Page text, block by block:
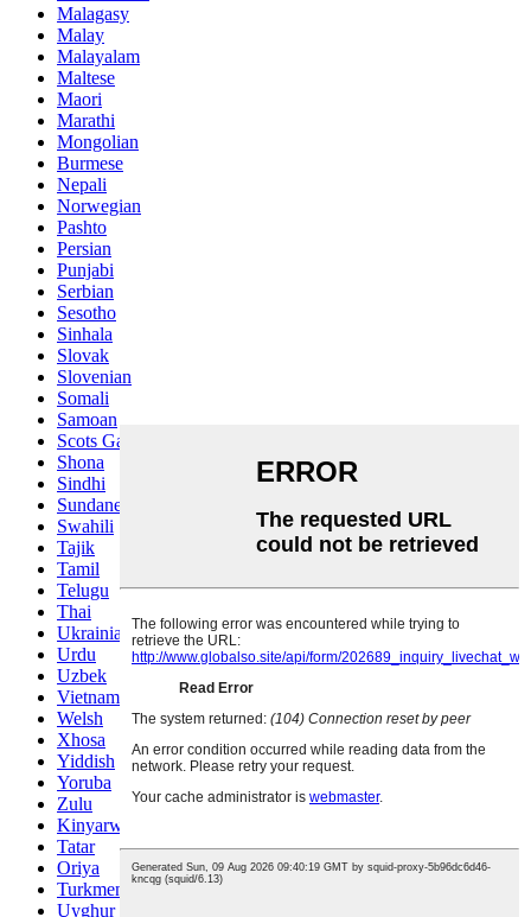
Malagasy
Malay
Malayalam
Maltese
Maori
Marathi
Mongolian
Burmese
Nepali
Norwegian
Pashto
Persian
Punjabi
Serbian
Sesotho
Sinhala
Slovak
Slovenian
Somali
Samoan
Scots Gaelic
Shona
Sindhi
Sundanese
Swahili
Tajik
Tamil
Telugu
Thai
Ukrainian
Urdu
Uzbek
Vietnamese
Welsh
Xhosa
Yiddish
Yoruba
Zulu
Kinyarwanda
Tatar
Oriya
Turkmen
Uyghur